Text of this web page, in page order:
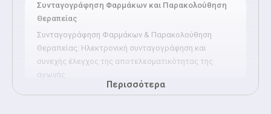
Συνταγογράφηση Φαρμάκων και Παρακολούθηση
Θεραπείας
Συνταγογράφηση Φαρμάκων & Παρακολούθηση
Θεραπείας: Ηλεκτρονική συνταγογράφηση και
συνεχής έλεγχος της αποτελεσματικότητας της
αγωγής
Περισσότερα